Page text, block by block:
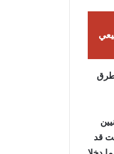
قد